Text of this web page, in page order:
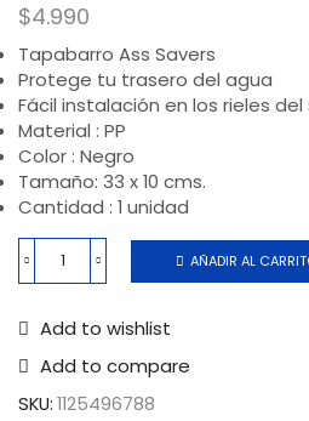
$4.990
Tapabarro Ass Savers
Protege tu trasero del agua
Fácil instalación en los rieles del
Material : PP
Color : Negro
Tamaño: 33 x 10 cms.
Cantidad : 1 unidad
AÑADIR AL
Add to wishlist
Add to compare
SKU:1125496788